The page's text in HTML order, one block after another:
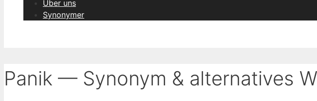
Über uns
Synonymer
Panik — Synonym & alternatives